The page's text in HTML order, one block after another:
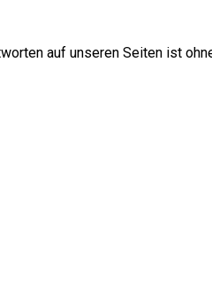
auf unseren Seiten ist